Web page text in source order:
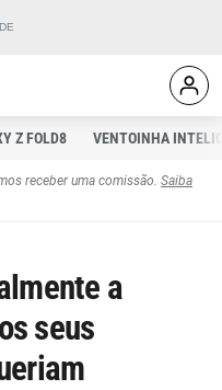
Z FOLD8 VENTOINHA
receber uma comissão. Saiba
a
seus